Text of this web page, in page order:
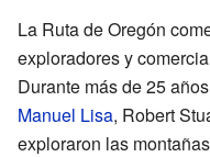
La Ruta de Oregón
exploradores y
Durante más de 25
Manuel Lisa, Robert
exploraron las